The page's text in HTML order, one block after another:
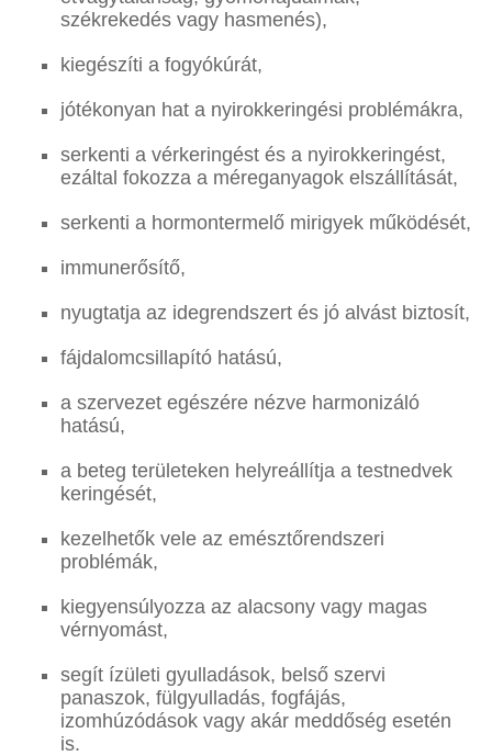
székrekedés vagy hasmenés),
kiegészíti a fogyókúrát,
jótékonyan hat a nyirokkeringési problémákra,
serkenti a vérkeringést és a nyirokkeringést,
ezáltal fokozza a méreganyagok elszállítását,
serkenti a hormontermelő mirigyek működését,
immunerősítő,
nyugtatja az idegrendszert és jó alvást biztosít,
fájdalomcsillapító hatású,
a szervezet egészére nézve harmonizáló
hatású,
a beteg területeken helyreállítja a testnedvek
keringését,
kezelhetők vele az emésztőrendszeri
problémák,
kiegyensúlyozza az alacsony vagy magas
vérnyomást,
segít ízületi gyulladások, belső szervi
panaszok, fülgyulladás, fogfájás,
izomhúzódások vagy akár meddőség esetén
is.